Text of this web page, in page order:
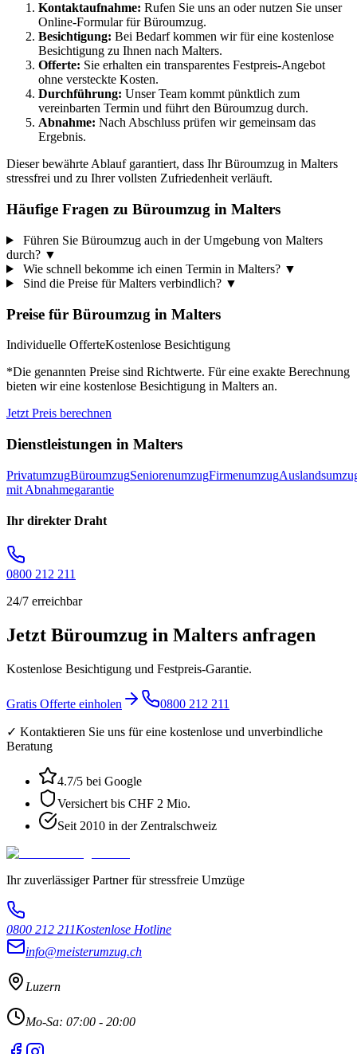
Kontaktaufnahme: Rufen Sie uns an oder nutzen Sie unser
Online-Formular für Büroumzug.
Besichtigung: Bei Bedarf kommen wir für eine kostenlose
Besichtigung zu Ihnen nach Malters.
Offerte: Sie erhalten ein transparentes Festpreis-Angebot
ohne versteckte Kosten.
Durchführung: Unser Team kommt pünktlich zum
vereinbarten Termin und führt den Büroumzug durch.
Abnahme: Nach Abschluss prüfen wir gemeinsam das
Ergebnis.
Dieser bewährte Ablauf garantiert, dass Ihr Büroumzug in Malters
stressfrei und zu Ihrer vollsten Zufriedenheit verläuft.
Häufige Fragen zu Büroumzug in Malters
Führen Sie Büroumzug auch in der Umgebung von Malters
durch? ▼
Wie schnell bekomme ich einen Termin in Malters? ▼
Sind die Preise für Malters verbindlich? ▼
Preise für Büroumzug in Malters
Individuelle OfferteKostenlose Besichtigung
*Die genannten Preise sind Richtwerte. Für eine exakte Berechnung
bieten wir eine kostenlose Besichtigung in Malters an.
Jetzt Preis berechnen
Dienstleistungen in Malters
PrivatumzugBüroumzugSeniorenumzugFirmenumzug
mit Abnahmegarantie
Ihr direkter Draht
0800 212 211
24/7 erreichbar
Jetzt Büroumzug in Malters anfragen
Kostenlose Besichtigung und Festpreis-Garantie.
Gratis Offerte einholen 0800 212 211
✓ Kontaktieren Sie uns für eine kostenlose und unverbindliche
Beratung
4.7/5 bei Google
Versichert bis CHF 2 Mio.
Seit 2010 in der Zentralschweiz
Ihr zuverlässiger Partner für stressfreie Umzüge
0800 212 211Kostenlose Hotline
info@meisterumzug.ch
Luzern
Mo-Sa: 07:00 - 20:00